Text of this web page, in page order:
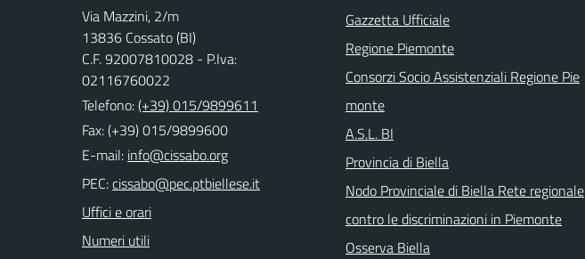
Via Mazzini, 2/m
13836 Cossato (BI)
C.F. 92007810028 - P.Iva:
02116760022
Telefono:(+39) 015/9899611
Fax: (+39) 015/9899600
E-mail:
PEC:
Uffici e orari
Numeri utili
Gazzetta Ufficiale
Regione Piemonte
Consorzi Socio Assistenziali Regione Pie
monte
A.S.L. BI
Provincia di Biella
Nodo Provinciale di Biella Rete regionale
contro le discriminazioni in Piemonte
Osserva Biella